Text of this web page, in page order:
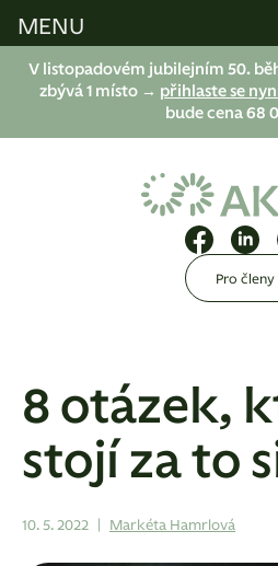
V listopadovém jubilejním 50.
zbývá 1 místo → přihlaste se
bude cena 68
Pro členy
8 otázek,
stojí za to
10. 5. 2022 Markéta Hamrlová
MENU